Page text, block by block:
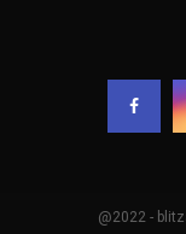
@2022 -